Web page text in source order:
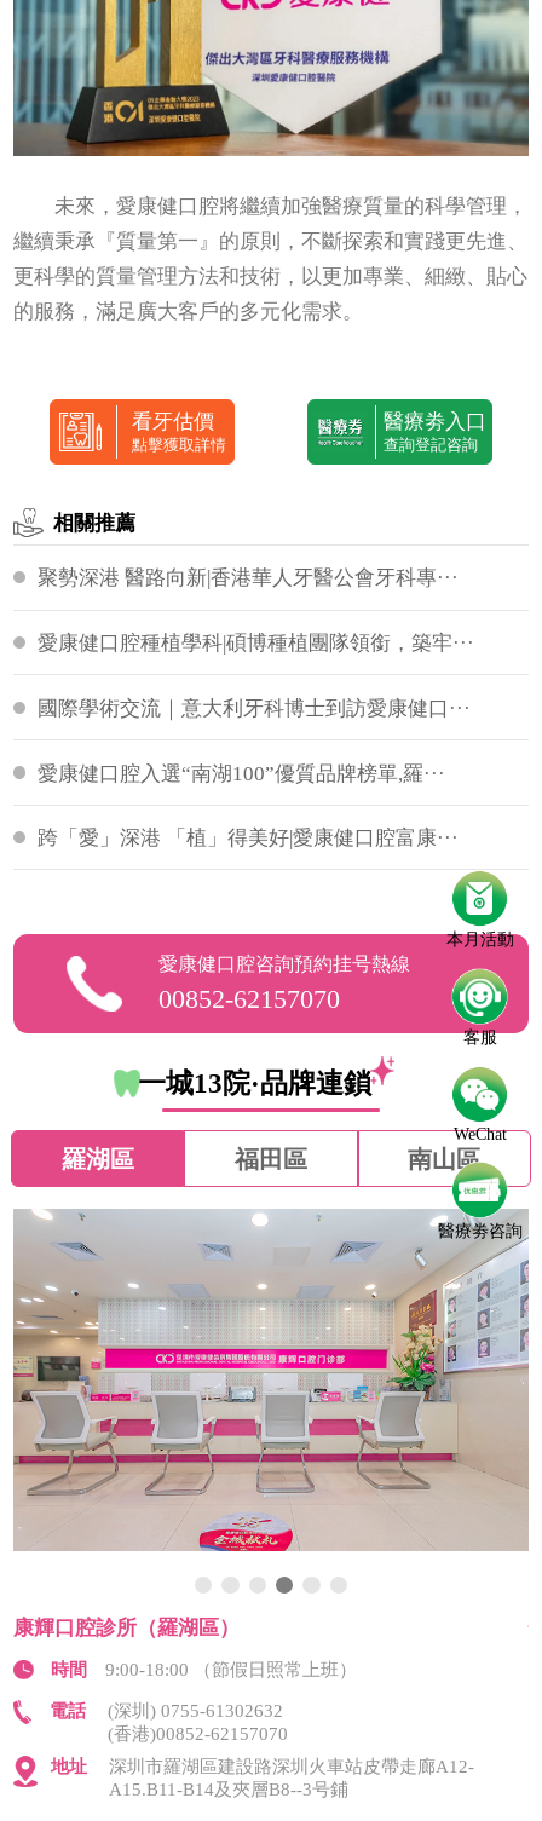
本月活動
客服
WeChat
醫療劵咨詢
未來，愛康健口腔將繼續加強醫療質量的科學管理，
繼續秉承『質量第一』的原則，不斷探索和實踐更先進、
更科學的質量管理方法和技術，以更加專業、細緻、貼心
的服務，滿足廣大客戶的多元化需求。
看牙估價
點擊獲取詳情
醫療劵入口
查詢登記咨詢
相關推薦
聚勢深港 醫路向新|香港華人牙醫公會牙科專···
愛康健口腔種植學科|碩博種植團隊領銜，築牢···
國際學術交流｜意大利牙科博士到訪愛康健口···
愛康健口腔入選“南湖100”優質品牌榜單,羅···
跨「愛」深港 「植」得美好|愛康健口腔富康···
愛康健口腔咨詢預約挂号熱線
00852-62157070
一城13院·品牌連鎖
羅湖區 福田區 南山區
康輝口腔診所（羅湖區）
時間 9:00-18:00 （節假日照常上班）
電話
(深圳) 0755-61302632
(香港)00852-62157070
地址
深圳市羅湖區建設路深圳火車站皮帶走廊A12-
A15.B11-B14及夾層B8--3号鋪